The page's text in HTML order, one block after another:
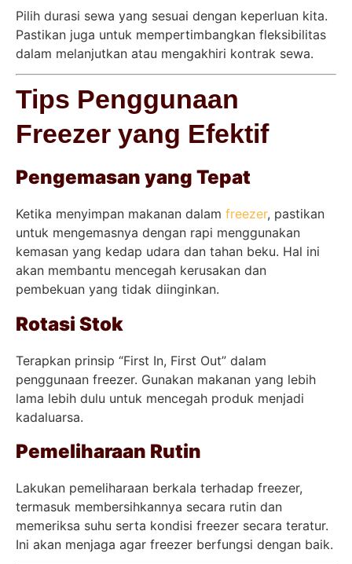
Pilih durasi sewa yang sesuai dengan keperluan kita.
Pastikan juga untuk mempertimbangkan fleksibilitas
dalam melanjutkan atau mengakhiri kontrak sewa.
Tips Penggunaan
Freezer yang Efektif
Pengemasan yang Tepat
Ketika menyimpan makanan dalam freezer, pastikan
untuk mengemasnya dengan rapi menggunakan
kemasan yang kedap udara dan tahan beku. Hal ini
akan membantu mencegah kerusakan dan
pembekuan yang tidak diinginkan.
Rotasi Stok
Terapkan prinsip “First In, First Out” dalam
penggunaan freezer. Gunakan makanan yang lebih
lama lebih dulu untuk mencegah produk menjadi
kadaluarsa.
Pemeliharaan Rutin
Lakukan pemeliharaan berkala terhadap freezer,
termasuk membersihkannya secara rutin dan
memeriksa suhu serta kondisi freezer secara teratur.
Ini akan menjaga agar freezer berfungsi dengan baik.